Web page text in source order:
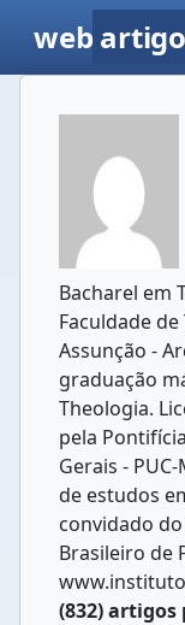
web
Bacharel em
Faculdade
Assunção -
graduação
Theologia.
pela
Gerais -
de estudos
convidado
Brasileiro de
(832)